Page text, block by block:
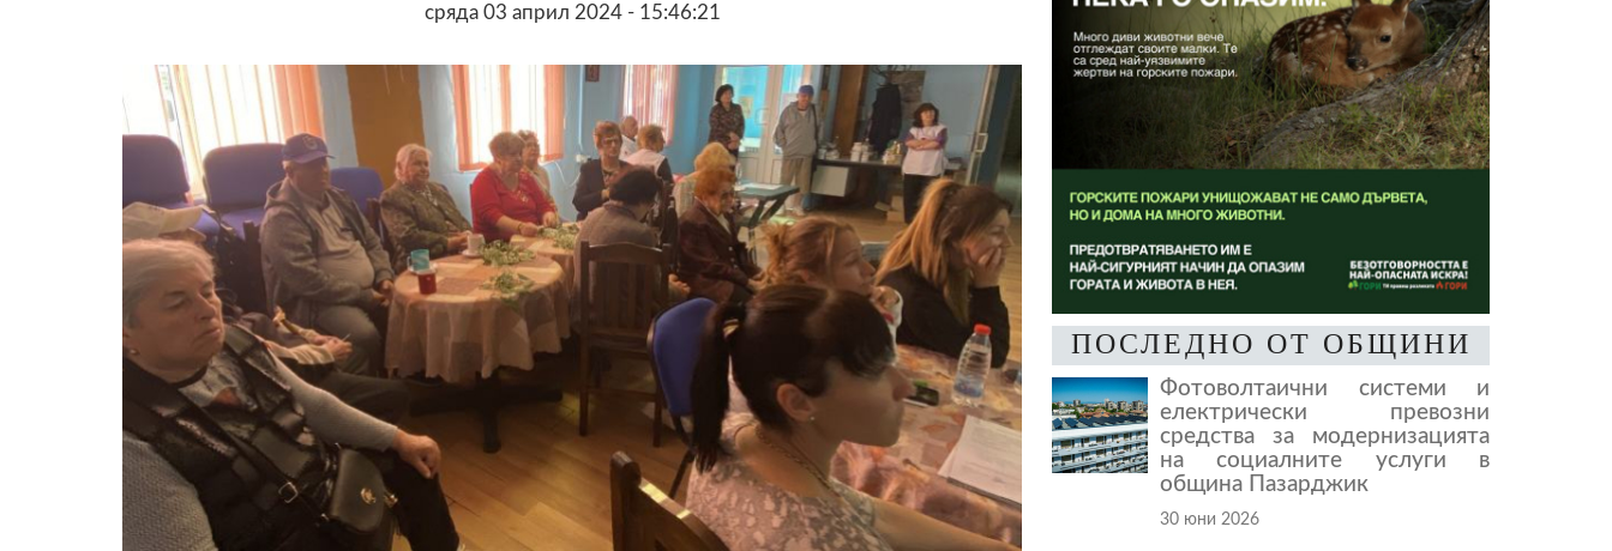
сряда 03 април 2024 - 15:46:21
ПОСЛЕДНО ОТ ОБЩИНИ
Фотоволтаични системи и
електрически превозни
средства за модернизацията
на социалните услуги в
община Пазарджик
30 юни 2026